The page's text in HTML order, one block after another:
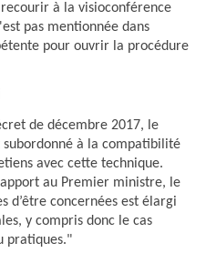
à la visioconférence
pas mentionnée dans
pour ouvrir la procédure
de décembre 2017, le
à la compatibilité
avec cette technique.
au Premier ministre, le
d’être concernées est élargi
y compris donc le cas
pratiques."